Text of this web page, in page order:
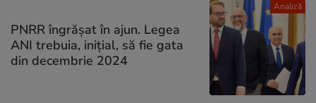
Analiză
PNRR îngrășat în ajun. Legea
ANI trebuia, inițial, să fie gata
din decembrie 2024